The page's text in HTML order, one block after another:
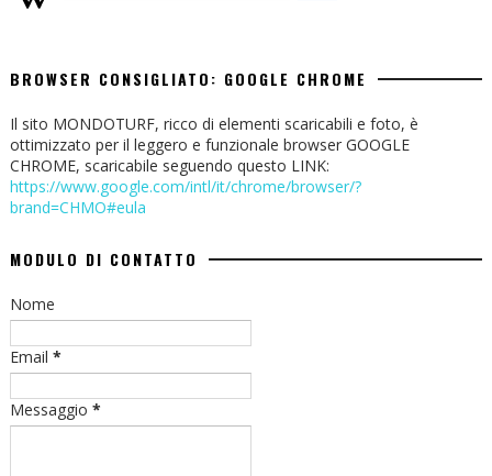
BROWSER CONSIGLIATO: GOOGLE CHROME
Il sito MONDOTURF, ricco di elementi scaricabili e foto, è
ottimizzato per il leggero e funzionale browser GOOGLE
CHROME, scaricabile seguendo questo LINK:
https://www.google.com/intl/it/chrome/browser/?
brand=CHMO#eula
MODULO DI CONTATTO
Nome
Email *
Messaggio *